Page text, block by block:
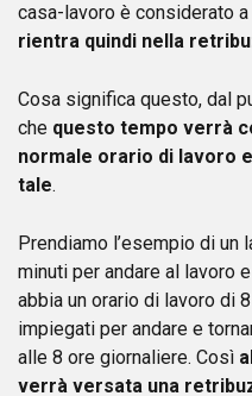
casa-lavoro è considerato
rientra quindi nella
Cosa significa questo, dal
che questo tempo verrà
normale orario di lavoro
tale.
Prendiamo l’esempio di
minuti per andare al lavoro
abbia un orario di lavoro di
impiegati per andare e
alle 8 ore giornaliere. Così
verrà versata una